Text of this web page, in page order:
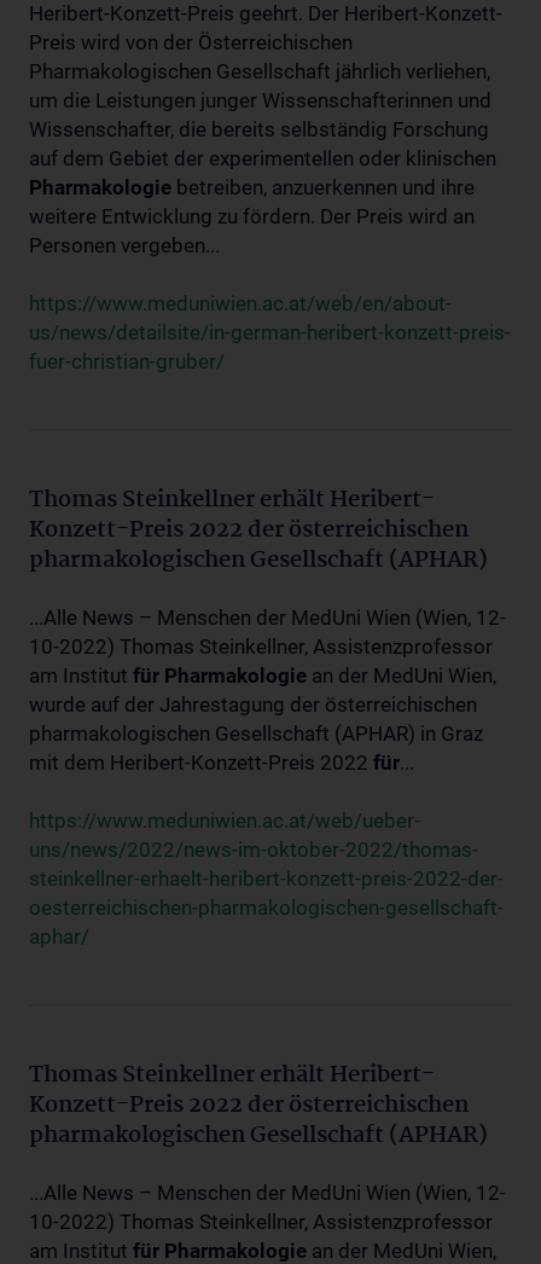
Heribert-Konzett-Preis geehrt. Der Heribert-Konzett-
Preis wird von der Österreichischen
Pharmakologischen Gesellschaft jährlich verliehen,
um die Leistungen junger Wissenschafterinnen und
Wissenschafter, die bereits selbständig Forschung
auf dem Gebiet der experimentellen oder klinischen
Pharmakologie betreiben, anzuerkennen und ihre
weitere Entwicklung zu fördern. Der Preis wird an
Personen vergeben...
https://www.meduniwien.ac.at/web/en/about-
us/news/detailsite/in-german-heribert-konzett-preis-
fuer-christian-gruber/
Thomas Steinkellner erhält Heribert-
Konzett-Preis 2022 der österreichischen
pharmakologischen Gesellschaft (APHAR)
...Alle News – Menschen der MedUni Wien (Wien, 12-
10-2022) Thomas Steinkellner, Assistenzprofessor
am Institut für Pharmakologie an der MedUni Wien,
wurde auf der Jahrestagung der österreichischen
pharmakologischen Gesellschaft (APHAR) in Graz
mit dem Heribert-Konzett-Preis 2022 für...
https://www.meduniwien.ac.at/web/ueber-
uns/news/2022/news-im-oktober-2022/thomas-
steinkellner-erhaelt-heribert-konzett-preis-2022-der-
oesterreichischen-pharmakologischen-gesellschaft-
aphar/
Thomas Steinkellner erhält Heribert-
Konzett-Preis 2022 der österreichischen
pharmakologischen Gesellschaft (APHAR)
...Alle News – Menschen der MedUni Wien (Wien, 12-
10-2022) Thomas Steinkellner, Assistenzprofessor
am Institut für Pharmakologie an der MedUni Wien,